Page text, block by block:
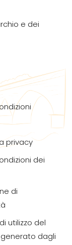
e dei
privacy
dei
di
utilizzo del
dagli